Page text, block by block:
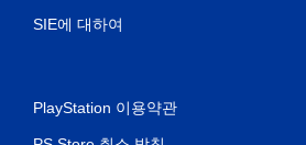
SIE에 대하여
PlayStation 이용약관